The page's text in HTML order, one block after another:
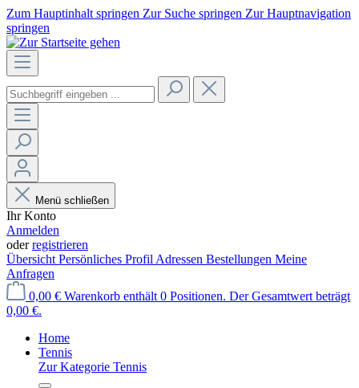
Zum Hauptinhalt springen Zur Suche springen Zur Hauptnavigation
springen
Menü schließen
Ihr Konto
Anmelden
oderregistrieren
Übersicht Persönliches Profil Adressen Bestellungen Meine
Anfragen
0,00 € Warenkorb enthält 0 Positionen. Der Gesamtwert beträgt
0,00 €.
Home
Tennis
Zur Kategorie Tennis